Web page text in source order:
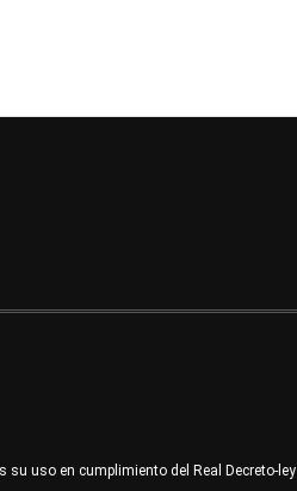
uso en cumplimiento del Real Decreto-